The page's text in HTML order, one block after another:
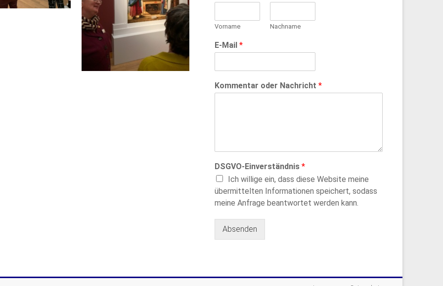
Vorname Nachname
E-Mail*
Kommentar oder Nachricht*
DSGVO-Einverständnis*
Ich willige ein, dass diese Website meine
übermittelten Informationen speichert, sodass
meine Anfrage beantwortet werden kann.
Absenden